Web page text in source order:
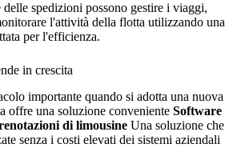
spedizioni possono gestire i viaggi,
l'attività della flotta utilizzando una
per l'efficienza.
in crescita
importante quando si adotta una nuova
offre una soluzione conveniente Software
di limousine Una soluzione che
senza i costi elevati dei sistemi aziendali